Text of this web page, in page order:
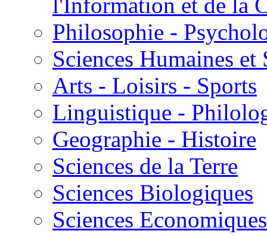
l'Information et de la
Philosophie -
Sciences Humaines et
Arts - Loisirs - Sports
Linguistique -
Geographie - Histoire
Sciences de la Terre
Sciences Biologiques
Sciences Economiques